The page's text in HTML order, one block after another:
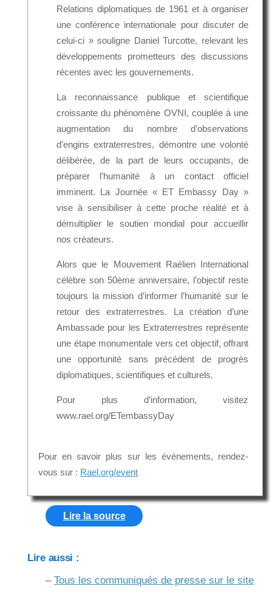
Relations diplomatiques de 1961 et à organiser
une conférence internationale pour discuter de
celui-ci » souligne Daniel Turcotte, relevant les
développements prometteurs des discussions
récentes avec les gouvernements.
La reconnaissance publique et scientifique
croissante du phénomène OVNI, couplée à une
augmentation du nombre d’observations
d’engins extraterrestres, démontre une volonté
délibérée, de la part de leurs occupants, de
préparer l’humanité à un contact officiel
imminent. La Journée « ET Embassy Day »
vise à sensibiliser à cette proche réalité et à
démultiplier le soutien mondial pour accueillir
nos créateurs.
Alors que le Mouvement Raélien International
célèbre son 50ème anniversaire, l’objectif reste
toujours la mission d’informer l’humanité sur le
retour des extraterrestres. La création d’une
Ambassade pour les Extraterrestres représente
une étape monumentale vers cet objectif, offrant
une opportunité sans précédent de progrès
diplomatiques, scientifiques et culturels.
Pour plus d’information, visitez
www.rael.org/ETembassyDay
Pour en savoir plus sur les événements, rendez-
vous sur : Rael.org/event
Lire la source
Lire aussi :
– Tous les communiqués de presse sur le site